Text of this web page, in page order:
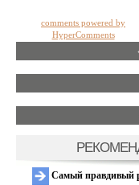
comments powered by
HyperComments
Самый правдивый